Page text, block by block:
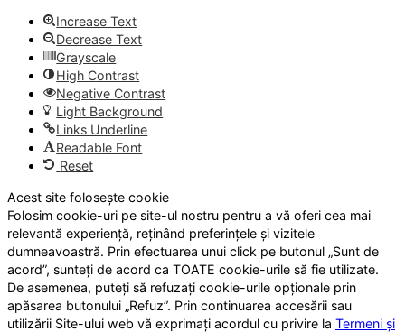
Increase Text
Decrease Text
Grayscale
High Contrast
Negative Contrast
Light Background
Links Underline
Readable Font
Reset
Acest site folosește cookie
Folosim cookie-uri pe site-ul nostru pentru a vă oferi cea mai
relevantă experiență, reținând preferințele și vizitele
dumneavoastră. Prin efectuarea unui click pe butonul „Sunt de
acord”, sunteți de acord ca TOATE cookie-urile să fie utilizate.
De asemenea, puteți să refuzați cookie-urile opționale prin
apăsarea butonului „Refuz”. Prin continuarea accesării sau
utilizării Site-ului web vă exprimați acordul cu privire la Termeni și